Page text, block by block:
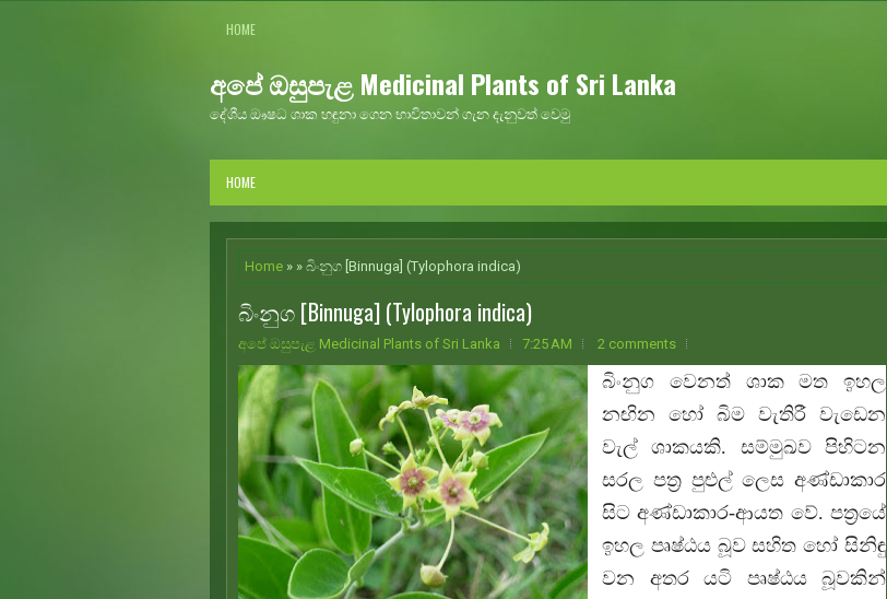
HOME
අපේ ඔසුපැළ Medicinal Plants of Sri Lanka
දේශීය ඖෂධ ශාක හඳුනා ගෙන භාවිතාවන් ගැන දැනුවත් වෙමු
HOME
Home » » බිංනුග [Binnuga] (Tylophora indica)
බිංනුග [Binnuga] (Tylophora indica)
අපේ ඔසුපැළ Medicinal Plants of Sri Lanka 7:25 AM 2 comments
බිංනුග වෙනත් ශාක මත ඉහල
නඟින හෝ බිම වැතිරී වැඩෙන
වැල් ශාකයකි. සම්මුඛව පිහිටන
සරල පත්‍ර‍ පුළුල් ලෙස අණ්ඩාකාර
සිට අණ්ඩාකාර-ආයත වේ. පත්‍රයේ
ඉහල පෘෂ්ඨය බූව සහිත හෝ සිනිඳු
වන අතර යටි පෘෂ්ඨය බූවකින්